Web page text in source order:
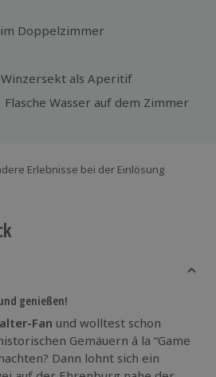
Doppelzimmer
als Aperitif
Flasche Wasser auf dem Zimmer
Erlebnisse bei der Einlösung
genießen!
Fan und wolltest schon
Gemäuern á la “Game
Dann lohnt sich ein